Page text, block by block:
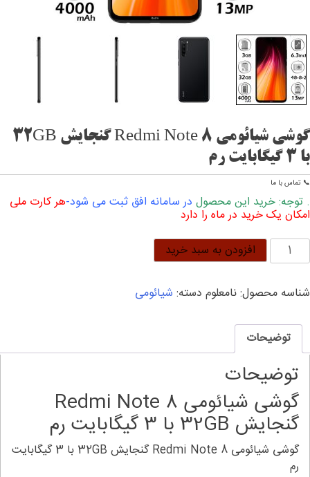
گوشی شیائومی Redmi Note 8 گنجایش 32GB
با 3 گیگابایت رم
📞 تماس با ما
. توجه: خرید این محصول در سامانه افق ثبت می شود-هر کارت ملی
امکان یک خرید در ماه را دارد
گوشی
شیائومی
Note
گنجایش
32GB
گیگابایت
عدد
افزودن به سبد خرید
شناسه محصول:نامعلوم دسته: شیائومی
توضیحات
توضیحات
گوشی شیائومی Redmi Note 8
گنجایش 32GB با 3 گیگابایت رم
گوشی شیائومی Redmi Note 8 گنجایش 32GB با 3 گیگابایت
رم